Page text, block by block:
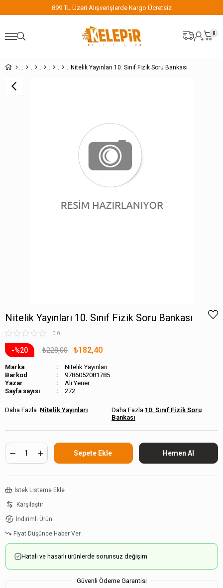
899 TL Üzeri Alışverişlerde Kargo Ücretsiz
0
Nitelik Yayınları 10. Sınıf Fizik Soru Bankası
Nitelik Yayınları 10. Sınıf Fizik Soru Bankası
0.0
20 ₺228,00 ₺182,40
Marka
Nitelik Yayınları
Barkod
9786052081785
Ali Yener
Sayfa sayısı
272
Nitelik Yayınları
10. Sınıf Fizik Soru
Bankası
İstek Listeme Ekle
Karşılaştır
İndirimli Ürün
Fiyat Düşünce Haber Ver
Hatalı ve hasarlı ürünlerde sorunsuz değişim
Güvenli Ödeme Garantisi